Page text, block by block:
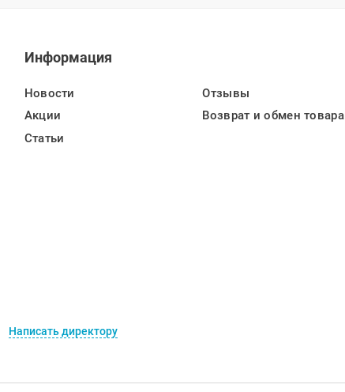
Информация
Новости
Акции
Статьи
Отзывы
Возврат и обмен товара
Написать директору